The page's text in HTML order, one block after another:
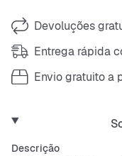
Devoluções
Entrega rápida
Envio gratuito a
Descrição